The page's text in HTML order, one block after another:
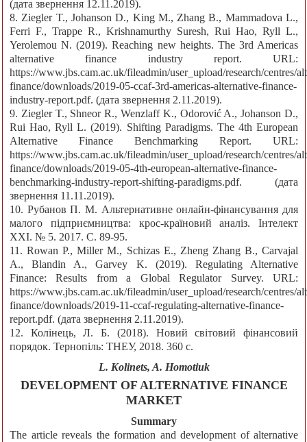
(дата звернення 12.11.2019).
8. Ziegler T., Johanson D., King M., Zhang B., Mammadova L.,
Ferri F., Trappe R., Krishnamurthy Suresh, Rui Hao, Ryll L.,
Yerolemou N. (2019). Reaching new heights. The 3rd Americas
alternative finance industry report. URL:
https://www.jbs.cam.ac.uk/fileadmin/user_upload/research/centres/
finance/downloads/2019-05-ccaf-3rd-americas-alternative-finance-
industry-report.pdf. (дата звернення 2.11.2019).
9. Ziegler T., Shneor R., Wenzlaff K., Odorović A., Johanson D.,
Rui Hao, Ryll L. (2019). Shifting Paradigms. The 4th European
Alternative Finance Benchmarking Report. URL:
https://www.jbs.cam.ac.uk/fileadmin/user_upload/research/centres/
finance/downloads/2019-05-4th-european-alternative-finance-
benchmarking-industry-report-shifting-paradigms.pdf. (дата
звернення 11.11.2019).
10. Рубанов П. М. Альтернативне онлайн-фінансування для
малого підприємництва: крос-країновий аналіз. Інтелект
ХХІ. № 5. 2017. С. 89-95.
11. Rowan P., Miller M., Schizas E., Zheng Zhang B., Carvajal
A., Blandin A., Garvey K. (2019). Regulating Alternative
Finance: Results from a Global Regulator Survey. URL:
https://www.jbs.cam.ac.uk/fileadmin/user_upload/research/centres/
finance/downloads/2019-11-ccaf-regulating-alternative-finance-
report.pdf. (дата звернення 2.11.2019).
12. Колінець, Л. Б. (2018). Новий світовий фінансовий
порядок. Тернопіль: ТНЕУ, 2018. 360 с.
L. Kolinets, A. Homotiuk
DEVELOPMENT OF ALTERNATIVE FINANCE
MARKET
Summary
The article reveals the formation and development of alternative